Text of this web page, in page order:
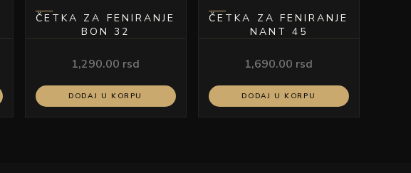
ČETKA ZA FENIRANJE
BON 32
1,290.00 rsd
DODAJ U KORPU
ČETKA ZA FENIRANJE
NANT 45
1,690.00 rsd
DODAJ U KORPU